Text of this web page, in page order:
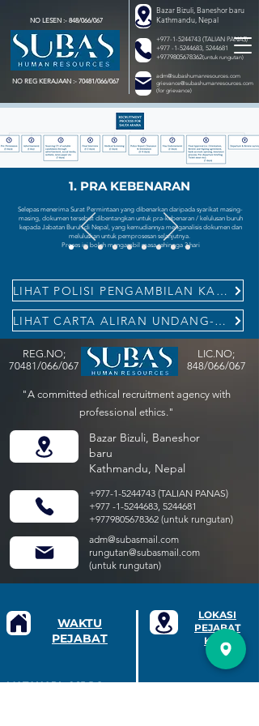
NO LESEN :- 848/066/067
NO REG KERAJAAN :- 70481/066/067
Bazar Bizuli, Baneshor baru
Kathmandu, Nepal
+977-1-5244743 (TALIAN PANAS)
+977 -1-5244683, 5244681
+9779805678362(untuk rungutan)
adm@subashumanresources.com
grievance@subashumanresources.com
(for grievance)
1. PRA KEBENARAN
Selepas menerima Surat Permintaan yang dibenarkan daripada syarikat masing-
masing, dokumen tersebut dibentangkan untuk pra-kebenaran / kelulusan buruh
kepada Jabatan Buruh di Nepal, yang kemudiannya menganalisis dokumen dan
meluluskan untuk pemprosesan selanjutnya.
Proses ini boleh mengambil masa sehingga 3 hari
LIHAT POLISI PENGAMBILAN KAMI
LIHAT CARTA ALIRAN UNDANG-UNDANG
REG.NO;
70481/066/067
LIC.NO;
848/066/067
"A committed ethical recruitment agency with
professional ethics."
Bazar Bizuli, Baneshor
baru
Kathmandu, Nepal
+977-1-5244743 (TALIAN PANAS)
+977 -1-5244683, 5244681
+9779805678362 (untuk rungutan)
adm@subasmail.com
rungutan@subasmail.com
(untuk rungutan)
WAKTU
PEJABAT
MATAHARI ;9:15 PG
LOKASI
PEJABAT
KAMI